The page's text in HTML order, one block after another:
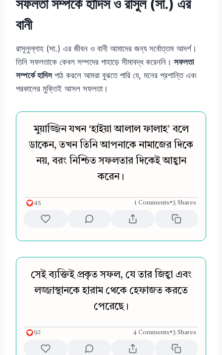
সফলতা সম্পর্কে হাদিস ও রাসুল (সা.) এর
বানী
রাসূলুল্লাহ (সা.) এর জীবন ও বানী আমাদের জন্য সর্বোত্তম আদর্শ।
তিনি সফলতাকে কেবল সম্পদের পাহাড়ে সীমাবদ্ধ করেননি। সফলতা
সম্পর্কে হাদিসপাঠ করলে আমরা বুঝতে পারি যে, মনের প্রশান্তি এবং
পরকালের মুক্তিই আসল সফলতা।
মুয়াজ্জিন যখন ‘হাইয়া আলাল ফালাহ’ বলে
ডাকেন, তখন তিনি আপনাকে নামাজের দিকে
নয়, বরং নিশ্চিত সফলতার দিকেই আহ্বান
করেন।
45 1 Comments•3 Shares
সেই ব্যক্তিই প্রকৃত সফল, যে তার জিহ্বা এবং
লজ্জাস্থানকে হারাম থেকে হেফাজত করতে
পেরেছে।
92 4 Comments•3 Shares